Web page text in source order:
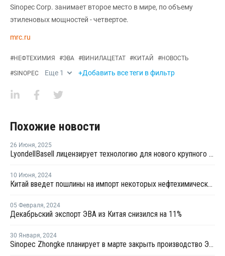
Sinopec Corp. занимает второе место в мире, по объему
этиленовых мощностей - четвертое.
mrc.ru
#НЕФТЕХИМИЯ #ЭВА #ВИНИЛАЦЕТАТ #КИТАЙ #НОВОСТЬ
#SINOPEC Еще 1 +Добавить все теги в фильтр
Похожие новости
26 Июня, 2025
LyondellBasell лицензирует технологию для нового крупного китайского полиолефинового комплекса
10 Июня, 2024
Китай введет пошлины на импорт некоторых нефтехимических продуктов из Тайваня
05 Февраля, 2024
Декабрьский экспорт ЭВА из Китая снизился на 11%
30 Января, 2024
Sinopec Zhongke планирует в марте закрыть производство ЭВА в Китае на ремонт